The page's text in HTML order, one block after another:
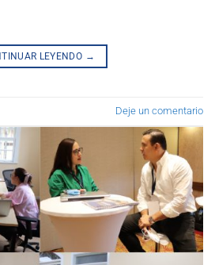
LEYENDO →
Deje un comentario